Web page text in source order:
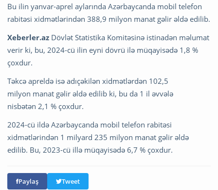
Bu ilin yanvar-aprel aylarında Azərbaycanda mobil telefon
rabitəsi xidmətlərindən 388,9 milyon manat gəlir əldə edilib.
Xeberler.az Dövlət Statistika Komitəsinə istinadən məlumat
verir ki, bu, 2024-cü ilin eyni dövrü ilə müqayisədə 1,8 %
çoxdur.
Təkcə apreldə isə adıçəkilən xidmətlərdən 102,5
milyon manat gəlir əldə edilib ki, bu da 1 il əvvələ
nisbətən 2,1 % çoxdur.
2024-cü ildə Azərbaycanda mobil telefon rabitəsi
xidmətlərindən 1 milyard 235 milyon manat gəlir əldə
edilib. Bu, 2023-cü illə müqayisədə 6,7 % çoxdur.
Paylaş Tweet